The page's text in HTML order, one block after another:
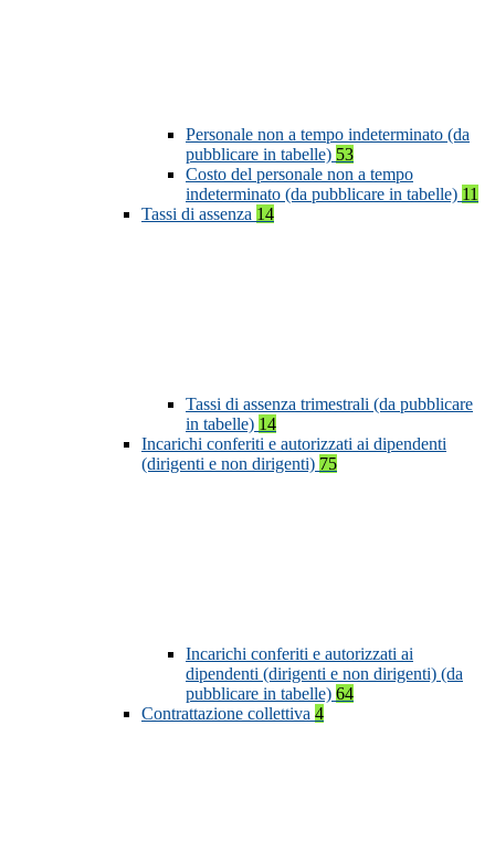
Personale non a tempo indeterminato (da
pubblicare in tabelle) 53
Costo del personale non a tempo
indeterminato (da pubblicare in tabelle) 11
Tassi di assenza 14
Tassi di assenza trimestrali (da pubblicare
in tabelle) 14
Incarichi conferiti e autorizzati ai dipendenti
(dirigenti e non dirigenti) 75
Incarichi conferiti e autorizzati ai
dipendenti (dirigenti e non dirigenti) (da
pubblicare in tabelle) 64
Contrattazione collettiva 4